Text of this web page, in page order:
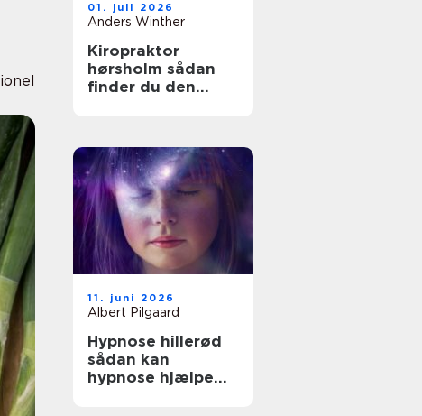
01. juli 2026
Anders Winther
Kiropraktor
hørsholm sådan
finder du den
11. juni 2026
Albert Pilgaard
Hypnose hillerød
sådan kan
hypnose hjælpe